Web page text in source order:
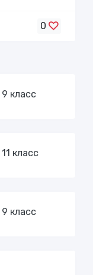
0
класс
класс
класс